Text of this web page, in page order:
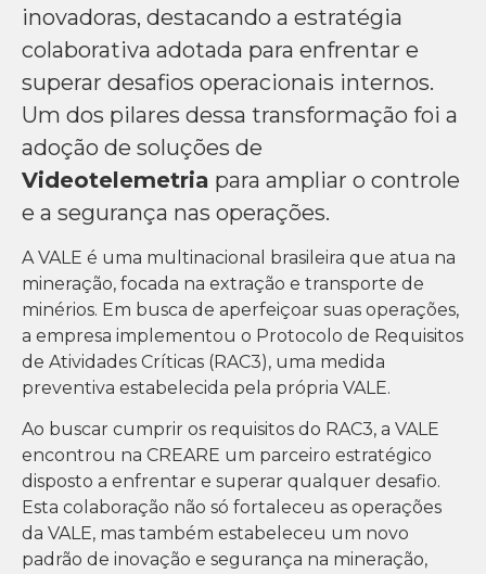
inovadoras, destacando a estratégia
colaborativa adotada para enfrentar e
superar desafios operacionais internos.
Um dos pilares dessa transformação foi a
adoção de soluções de
Videotelemetria para ampliar o controle
e a segurança nas operações.
A VALE é uma multinacional brasileira que atua na
mineração, focada na extração e transporte de
minérios. Em busca de aperfeiçoar suas operações,
a empresa implementou o Protocolo de Requisitos
de Atividades Críticas (RAC3), uma medida
preventiva estabelecida pela própria VALE.
Ao buscar cumprir os requisitos do RAC3, a VALE
encontrou na CREARE um parceiro estratégico
disposto a enfrentar e superar qualquer desafio.
Esta colaboração não só fortaleceu as operações
da VALE, mas também estabeleceu um novo
padrão de inovação e segurança na mineração,